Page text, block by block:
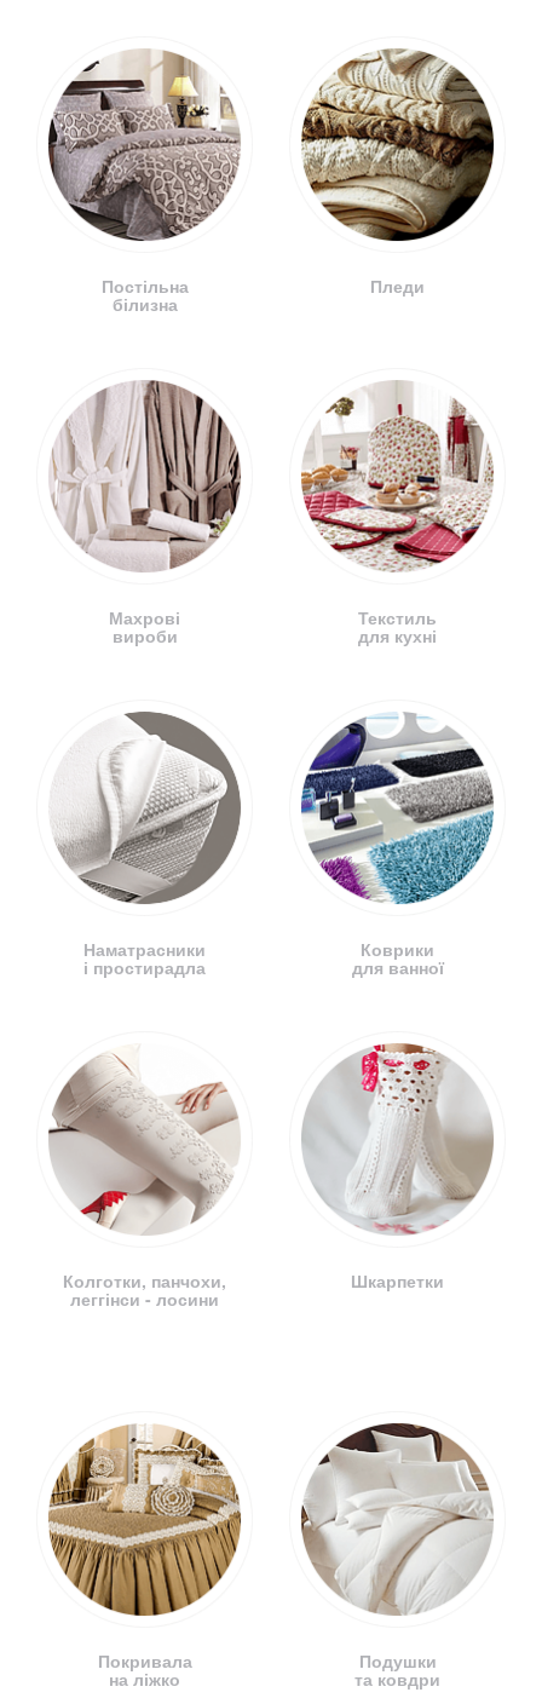
Постільна
білизна
Махрові
вироби
Наматрасники
і простирадла
Колготки, панчохи,
леггінси - лосини
Пледи
Текстиль
для кухні
Коврики
для ванної
Шкарпетки
Покривала
на ліжко
Подушки
та ковдри